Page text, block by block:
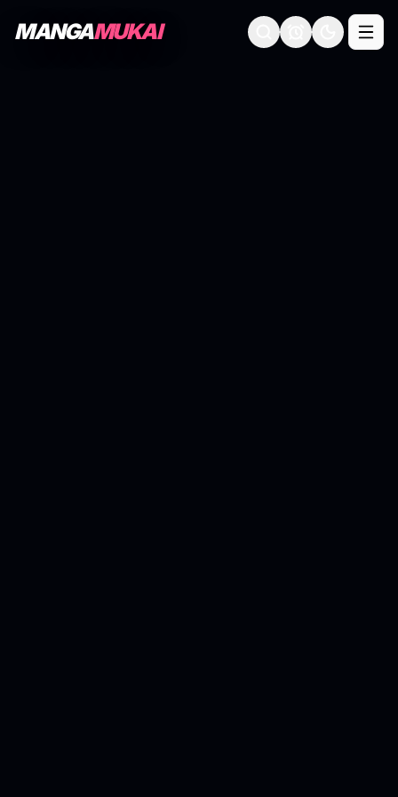
MANGAMUKAI